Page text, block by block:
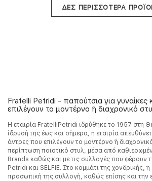
ΔΕΣ ΠΕΡΙΣΣΟΤΕΡΑ
Fratelli Petridi - παπούτσια για γυναίκες
επιλέγουν το μοντέρνο ή διαχρονικό
Η εταιρία FratelliPetridi ιδρύθηκε το 1957 στη
ίδρυσή της έως και σήμερα, η εταιρία
άντρες που επιλέγουν το μοντέρνο ή
περίπτωση ποιοτικό στυλ, μέσα από
Brands καθώς και με τις συλλογές που φέρουν
Petridi και SELFIE. Στο κομμάτι της χονδρικής, η
προσωπική της συλλογή, καθώς επίσης και την